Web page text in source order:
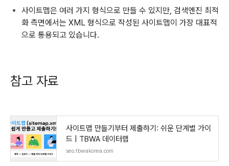
사이트맵은 여러 가지 형식으로 만들 수 있지만, 검색엔진 최적
화 측면에서는 XML 형식으로 작성된 사이트맵이 가장 대표적
으로 통용되고 있습니다.
참고 자료
사이트맵 만들기부터 제출하기: 쉬운 단계별 가이
드 | TBWA 데이터랩
seo.tbwakorea.com